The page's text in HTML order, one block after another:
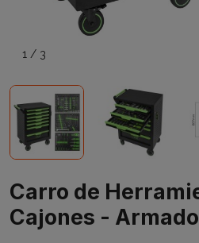
1 / 3
Carro de
Cajones - Armado